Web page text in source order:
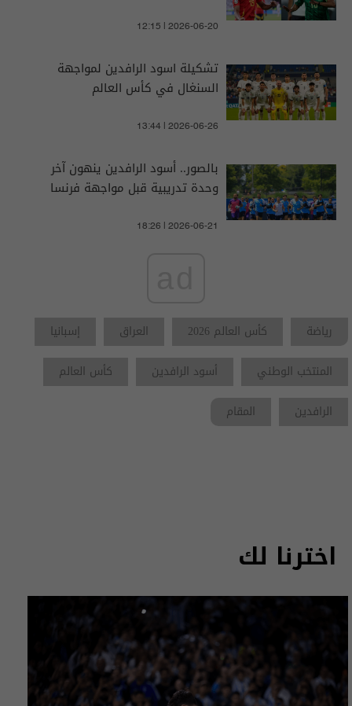
12:15 | 2026-06-20
تشكيلة اسود الرافدين لمواجهة
السنغال في كأس العالم
13:44 | 2026-06-26
بالصور.. أسود الرافدين ينهون آخر
وحدة تدريبية قبل مواجهة فرنسا
18:26 | 2026-06-21
رياضة كأس العالم 2026 العراق
إسبانيا
المنتخب الوطني
أسود الرافدين
كأس العالم
الرافدين
المقام
اخترنا لك